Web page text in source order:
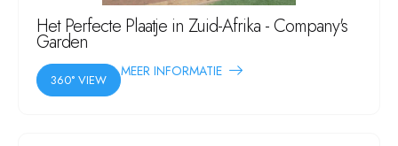
Het Perfecte Plaatje in Zuid-Afrika - Company's
Garden
360° VIEW
MEER INFORMATIE